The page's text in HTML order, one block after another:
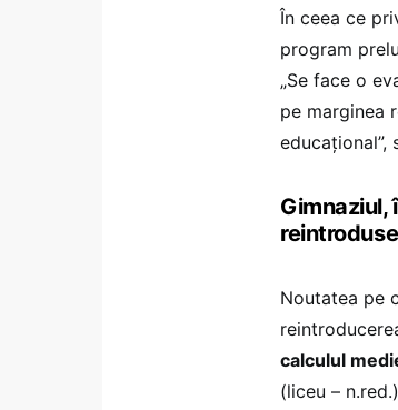
În ceea ce
program
„Se face o
pe marginea
educațional”,
Gimnaziul,
Noutatea pe
calculul
(liceu –